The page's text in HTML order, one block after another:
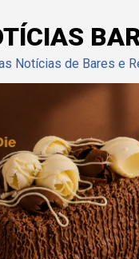
Notícias de Bares e